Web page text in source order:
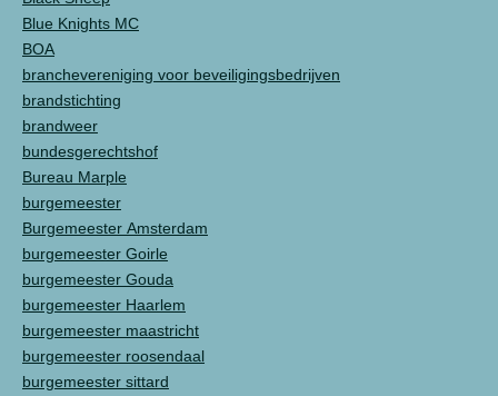
Blue Knights MC
BOA
branchevereniging voor beveiligingsbedrijven
brandstichting
brandweer
bundesgerechtshof
Bureau Marple
burgemeester
Burgemeester Amsterdam
burgemeester Goirle
burgemeester Gouda
burgemeester Haarlem
burgemeester maastricht
burgemeester roosendaal
burgemeester sittard